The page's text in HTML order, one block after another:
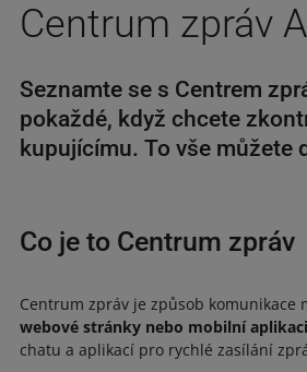
Centrum zpráv
Seznamte se s Centrem
pokaždé, když chcete
kupujícímu. To vše můžete
Co je to Centrum zpráv
Centrum zpráv je způsob
webové stránky nebo mobilní
chatu a aplikací pro rychlé zasílání